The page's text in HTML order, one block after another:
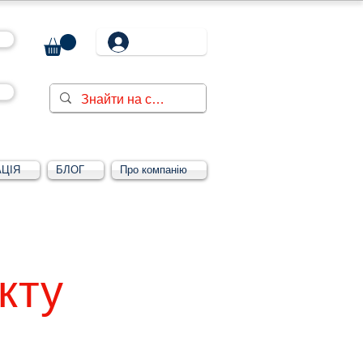
БЛОГ Про компанію